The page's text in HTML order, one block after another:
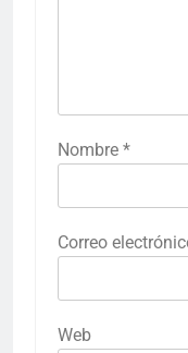
Nombre *
Correo
Web